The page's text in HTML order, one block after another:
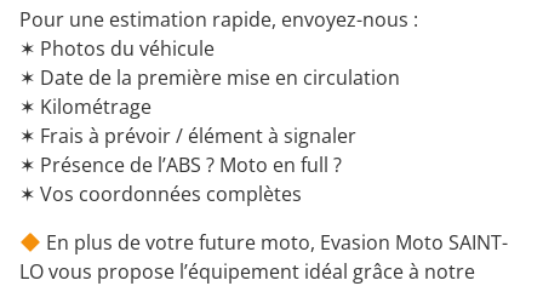
Pour une estimation rapide, envoyez-nous :
✶ Photos du véhicule
✶ Date de la première mise en circulation
✶ Kilométrage
✶ Frais à prévoir / élément à signaler
✶ Présence de l’ABS ? Moto en full ?
✶ Vos coordonnées complètes
En plus de votre future moto, Evasion Moto SAINT-
LO vous propose l’équipement idéal grâce à notre